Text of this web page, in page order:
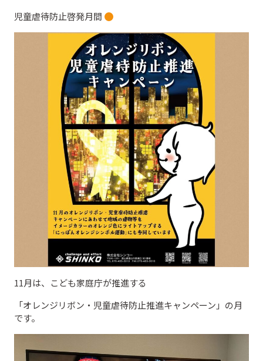
児童虐待防止啓発月間
11月は、こども家庭庁が推進する
「オレンジリボン・児童虐待防止推進キャンペーン」の月
です。